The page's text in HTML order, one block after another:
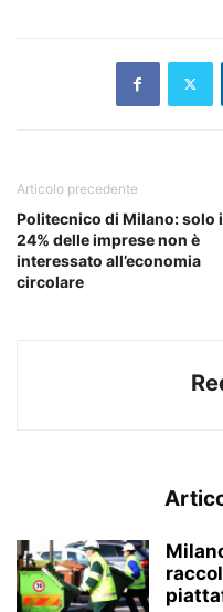
Articolo precedente
Politecnico di Milano: solo
24% delle imprese non è
interessato all’economia
circolare